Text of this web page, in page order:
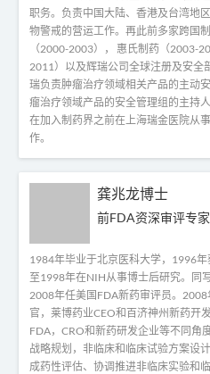
职务。负责中国大陆、香港及台湾地
物警戒的营运工作。再此前多家跨国
（2000-2003）， 惠氏制药（2003-
2011）以及辉瑞公司全球注册及安全
瑞负责肿瘤治疗领域相关产品的主动
瘤治疗领域产品的安全管理组的主持
在加入制药界之前在上海瑞金医院从
作。
龚兆龙博士
前FDA资深审评专
1984年毕业于北京医科大学，1996
至1998年在NIH从事博士后研究。同
2008年任美国FDA新药审评员。
官，莱博药业CEO和百济神州新药开
FDA，CRO和新药研发企业等不同角
战略规划，非临床和临床试验方案设
成药性评估、协调推进非临床实验和